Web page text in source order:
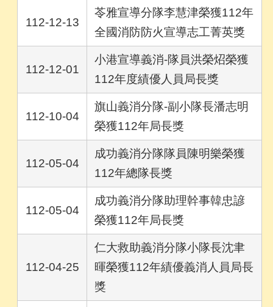
112-12-13
苓雅宣導分隊李慧津榮獲112年
全國消防防火宣導志工菁英獎
112-12-01
小港宣導義消-隊員洪榮炤榮獲
112年度績優人員局長獎
112-10-04
旗山義消分隊-副小隊長潘志明
榮獲112年局長獎
112-05-04
成功義消分隊隊員陳明樂榮獲
112年總隊長獎
112-05-04
成功義消分隊助理幹事韓忠諺
榮獲112年局長獎
112-04-25
仁大救助義消分隊小隊長沈聿
暉榮獲112年績優義消人員局長
獎